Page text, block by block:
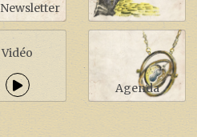
Newsletter
Vidéo
Agenda